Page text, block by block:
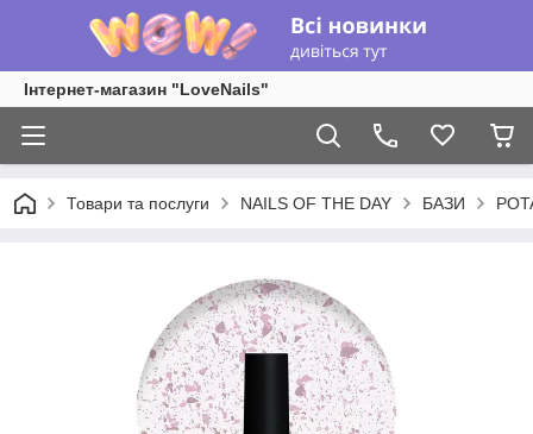
Інтернет-магазин "LoveNails"
Товари та послуги NAILS OF THE DAY БАЗИ